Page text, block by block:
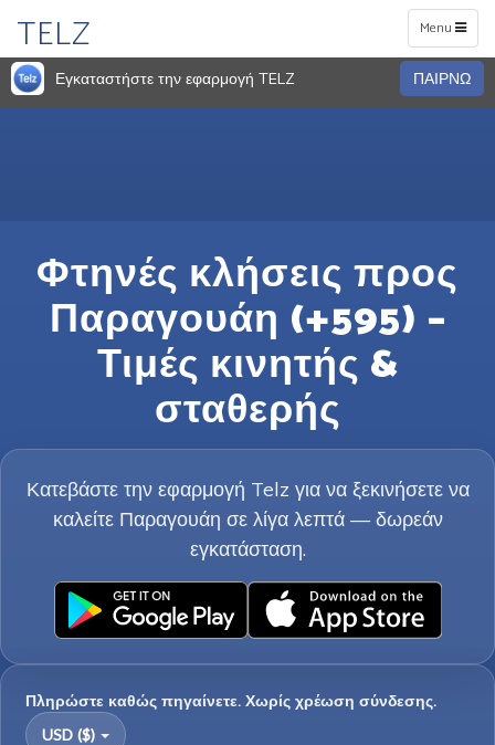
Toggle
navigation
Menu
TELZ
Εγκαταστήστε την εφαρμογή TELZ ΠΑΙΡΝΩ
Φτηνές κλήσεις προς
Παραγουάη (+595) –
Τιμές κινητής &
σταθερής
Κατεβάστε την εφαρμογή Telz για να ξεκινήσετε να
καλείτε Παραγουάη σε λίγα λεπτά — δωρεάν
εγκατάσταση.
Πληρώστε καθώς πηγαίνετε. Χωρίς χρέωση σύνδεσης.
USD ($)